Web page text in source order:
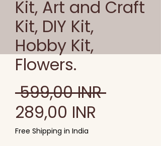
Kit, Art and Craft
Kit, DIY Kit,
Hobby Kit,
Flowers.
599,00 INR Precio
289,00 INR
Free Shipping in India